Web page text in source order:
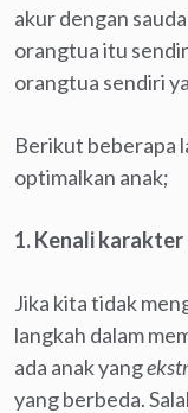
akur dengan
orangtua itu
orangtua sendiri
Berikut beberapa
optimalkan anak;
1. Kenali karakter
Jika kita tidak
langkah dalam
ada anak yang
yang berbeda.